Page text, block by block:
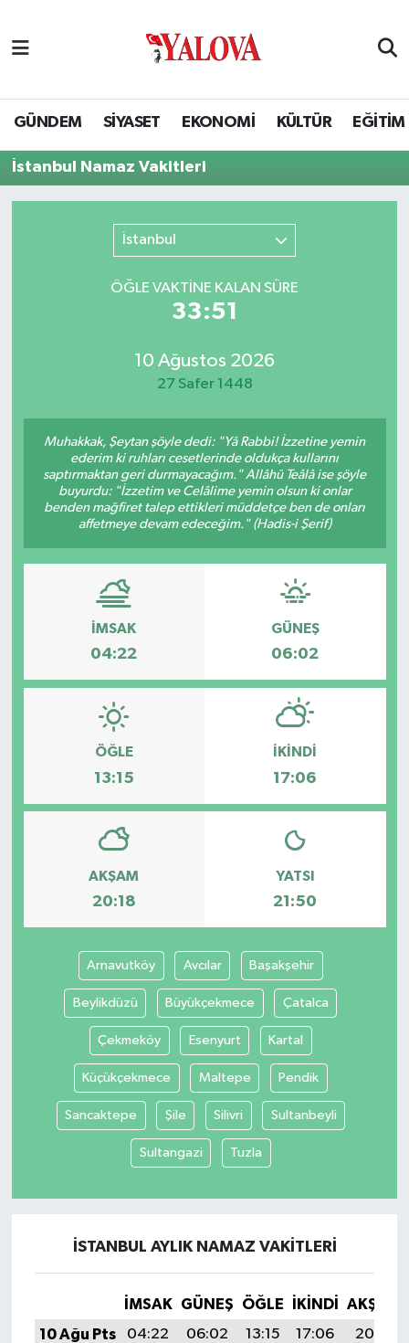
GÜNDEM SİYASET EKONOMİ KÜLTÜR EĞİTİM
İstanbul Namaz Vakitleri
İstanbul
ÖĞLE VAKTİNE KALAN SÜRE
33:51
10 Ağustos 2026
27 Safer 1448
Muhakkak, Şeytan şöyle dedi: "Yâ Rabbi! İzzetine yemin
ederim ki ruhları cesetlerinde oldukça kullarını
saptırmaktan geri durmayacağım." Allâhü Teâlâ ise şöyle
buyurdu: "İzzetim ve Celâlime yemin olsun ki onlar
benden mağfiret talep ettikleri müddetçe ben de onları
affetmeye devam edeceğim." (Hadis-i Şerif)
İMSAK
04:22
GÜNEŞ
06:02
ÖĞLE
13:15
İKINDI
17:06
AKŞAM
20:18
YATSI
21:50
Arnavutköy Avcılar Başakşehir
Beylikdüzü Büyükçekmece Çatalca
Çekmeköy Esenyurt Kartal
Küçükçekmece Maltepe Pendik
Sancaktepe Şile Silivri Sultanbeyli
Sultangazi Tuzla
İSTANBUL AYLIK NAMAZ VAKITLERI
İMSAK GÜNEŞ ÖĞLE İKINDI
AKŞAM
10 Ağu Pts
04:22 06:02 13:15 17:06 20:18
SİYASET
EKONOMİ
BİLİM VE TEKNOLOJİ
SPOR
ULUSAL
İLÇELERİMİZ
RESMİ İLAN
Yalova Nöbetçi Eczaneler
Yalova Hava Durumu
Yalova Namaz Vakitleri
Puan Durumu ve Fikstür